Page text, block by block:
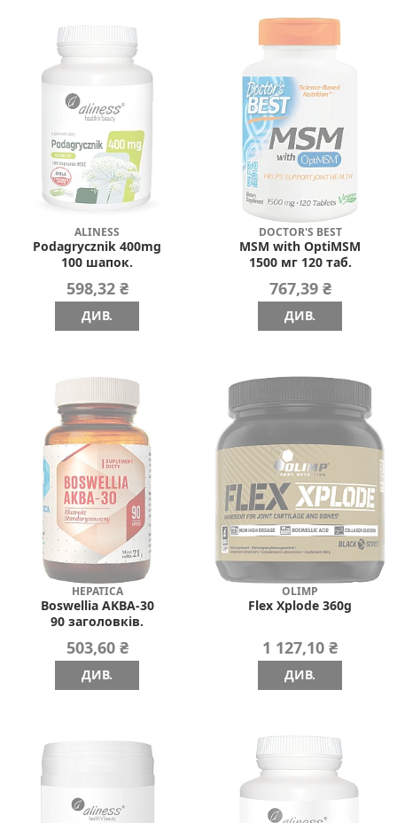
ALINESS
Podagrycznik 400mg
100 шапок.
598,32 ₴
ДИВ.
DOCTOR'S BEST
MSM with OptiMSM
1500 мг 120 таб.
767,39 ₴
ДИВ.
HEPATICA
Boswellia AKBA-30
90 заголовків.
503,60 ₴
ДИВ.
OLIMP
Flex Xplode 360g
1 127,10 ₴
ДИВ.